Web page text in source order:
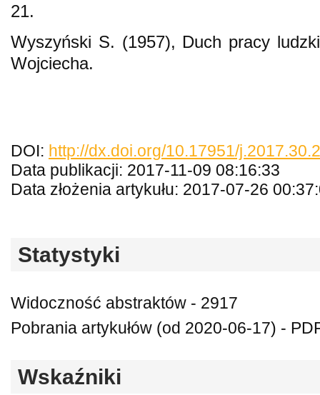
21.
Wyszyński S. (1957), Duch pracy
Wojciecha.
DOI: http://dx.doi.org/10.17951/
Data publikacji: 2017-11-09 08:16:33
Data złożenia artykułu: 2017-07-26
Statystyki
Widoczność abstraktów - 2917
Pobrania artykułów (od 2020-06-17) -
Wskaźniki